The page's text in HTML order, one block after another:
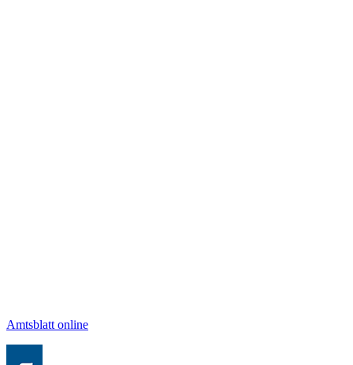
Amtsblatt online